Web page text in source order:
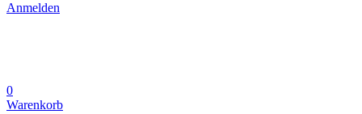
Anmelden
0
Warenkorb